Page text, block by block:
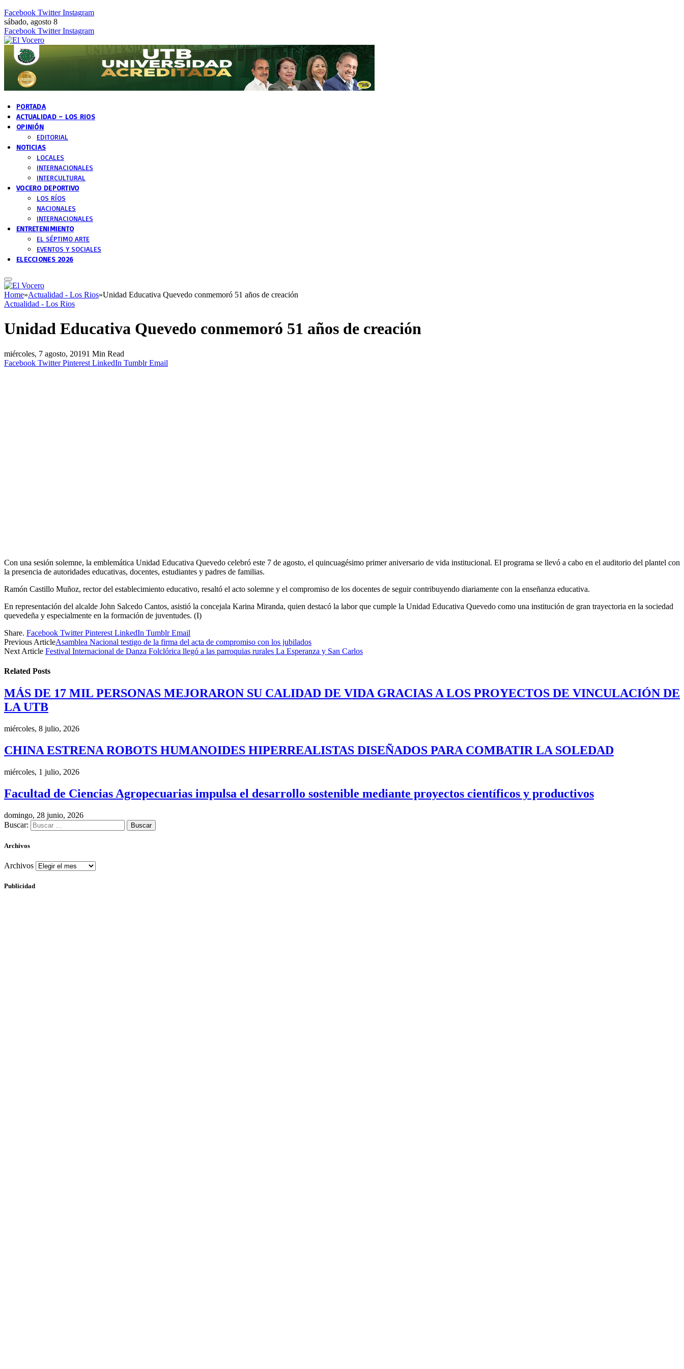
Facebook Twitter Instagram
sábado, agosto 8
Facebook Twitter Instagram
PORTADA
ACTUALIDAD – LOS RIOS
OPINIÓN
EDITORIAL
NOTICIAS
LOCALES
INTERNACIONALES
INTERCULTURAL
VOCERO DEPORTIVO
LOS RÍOS
NACIONALES
INTERNACIONALES
ENTRETENIMIENTO
EL SÉPTIMO ARTE
EVENTOS Y SOCIALES
ELECCIONES 2026
Home»Actualidad - Los Rios»Unidad Educativa Quevedo conmemoró 51 años de creación
Actualidad - Los Rios
Unidad Educativa Quevedo conmemoró 51 años de creación
miércoles, 7 agosto, 20191 Min Read
Facebook Twitter Pinterest LinkedIn Tumblr Email
Con una sesión solemne, la emblemática Unidad Educativa Quevedo celebró este 7 de agosto, el quincuagésimo primer aniversario de vida institucional. El programa se llevó a cabo en el auditorio del plantel con
la presencia de autoridades educativas, docentes, estudiantes y padres de familias.
Ramón Castillo Muñoz, rector del establecimiento educativo, resaltó el acto solemne y el compromiso de los docentes de seguir contribuyendo diariamente con la enseñanza educativa.
En representación del alcalde John Salcedo Cantos, asistió la concejala Karina Miranda, quien destacó la labor que cumple la Unidad Educativa Quevedo como una institución de gran trayectoria en la sociedad
quevedeña y especialmente en la formación de juventudes. (I)
Share. Facebook Twitter Pinterest LinkedIn Tumblr Email
Previous ArticleAsamblea Nacional testigo de la firma del acta de compromiso con los jubilados
Next Article Festival Internacional de Danza Folclórica llegó a las parroquias rurales La Esperanza y San Carlos
Related Posts
MÁS DE 17 MIL PERSONAS MEJORARON SU CALIDAD DE VIDA GRACIAS A LOS PROYECTOS DE VINCULACIÓN DE
LA UTB
miércoles, 8 julio, 2026
CHINA ESTRENA ROBOTS HUMANOIDES HIPERREALISTAS DISEÑADOS PARA COMBATIR LA SOLEDAD
miércoles, 1 julio, 2026
Facultad de Ciencias Agropecuarias impulsa el desarrollo sostenible mediante proyectos científicos y productivos
domingo, 28 junio, 2026
Buscar:
Archivos
Archivos
Publicidad